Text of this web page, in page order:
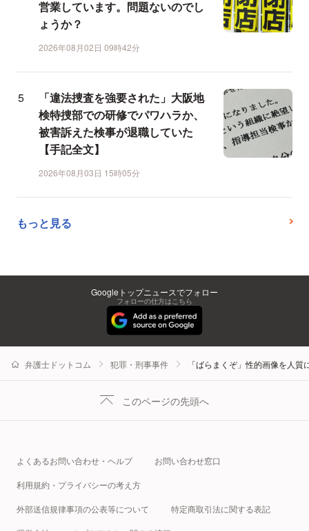
営業しています。問題ないのでし
ょうか？
2026年08月02日 09時42分
「違法捜査を強要された」大阪地
検特捜部での研修でパワハラか、
被害訴えた検事が退職していた
【手記全文】
2026年08月03日 15時05分
もっと見る
Googleトップニュースでフォロー
フォローの仕方はこちら
弁護士ドットコム 犯罪・刑事事件 「ばらまくぞ」性的画像を人
このページの先頭へ
よくあるお問い合わせ・ヘルプ お問い合わせ窓口
利用規約・プライバシーの考え方
外部送信規律事項の公表等について 特定商取引法に関する表記